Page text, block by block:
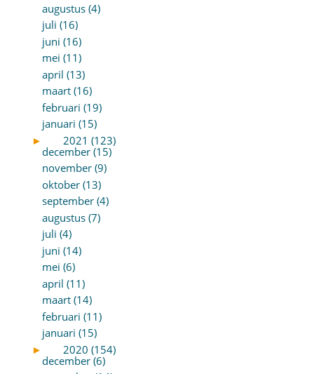
augustus (4)
juli (16)
juni (16)
mei (11)
april (13)
maart (16)
februari (19)
januari (15)
►
2021 (123)
december (15)
november (9)
oktober (13)
september (4)
augustus (7)
juli (4)
juni (14)
mei (6)
april (11)
maart (14)
februari (11)
januari (15)
►
2020 (154)
december (6)